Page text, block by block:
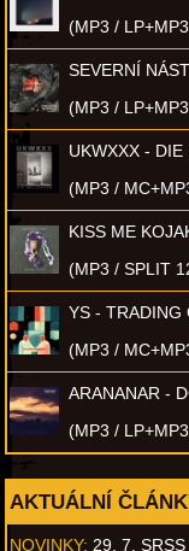
(MP3 /
SEVERNÍ
(MP3 /
UKWXXX -
(MP3 /
KISS ME
(MP3 / SPLIT
YS - TRADING
(MP3 /
ARANANAR -
(MP3 /
AKTUÁLNÍ
NOVINKY: 29. 7.